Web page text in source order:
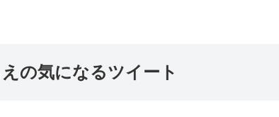
の気になるツイート